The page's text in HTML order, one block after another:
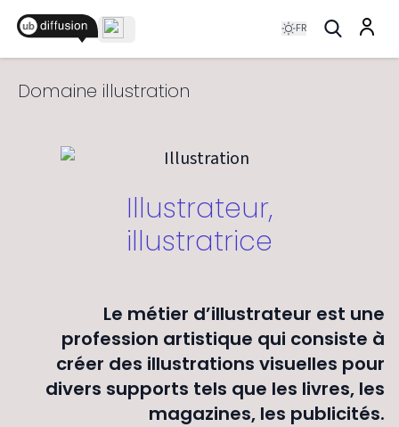
FR
Domaine illustration
Illustrateur,
illustratrice
Le métier d’illustrateur est une
profession artistique qui consiste à
créer des illustrations visuelles pour
divers supports tels que les livres, les
magazines, les publicités.